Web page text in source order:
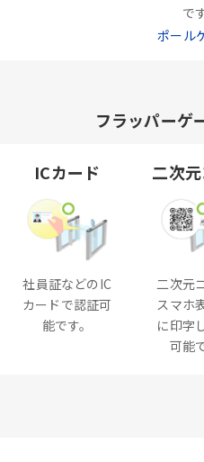
で
ポール
フラッパーゲ
ICカード
社員証などのIC
カードで認証可
能です。
二次
二次元
スマホ
に印字
可能